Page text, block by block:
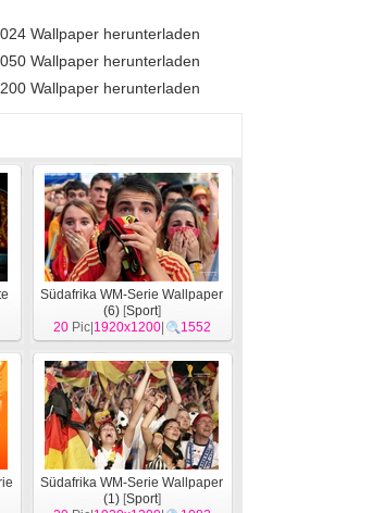
Wallpaper herunterladen
Wallpaper herunterladen
Wallpaper herunterladen
Südafrika WM-Serie Wallpaper
(6)[Sport]
20Pic| 1920x1200| 1552
Südafrika WM-Serie Wallpaper
(1)[Sport]